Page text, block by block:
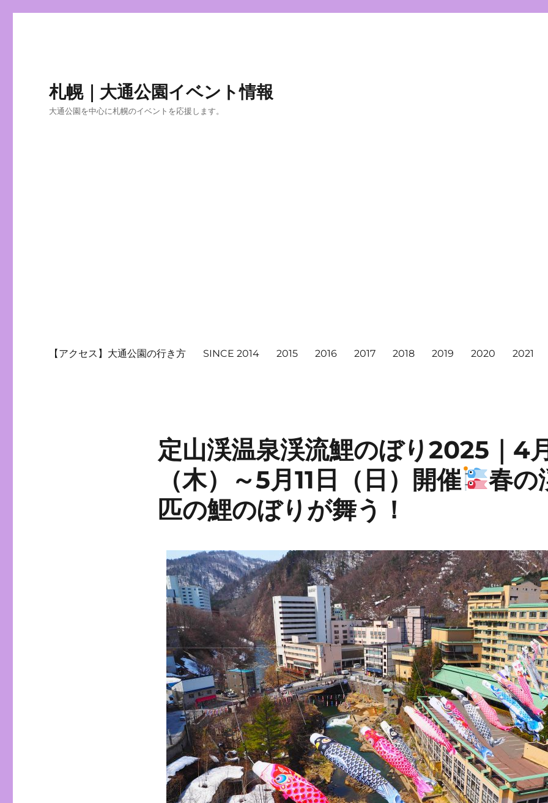
札幌｜大通公園イベント情報
大通公園を中心に札幌のイベントを応援します。
【アクセス】大通公園の行き方 SINCE 2014 2015 2016 2017 2018 2019 2020 2021
定山渓温泉渓流鯉のぼり2025｜4
（木）～5月11日（日）開催
春の
匹の鯉のぼりが舞う！